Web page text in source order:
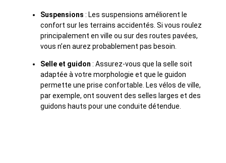
Suspensions : Les suspensions améliorent le
confort sur les terrains accidentés. Si vous roulez
principalement en ville ou sur des routes pavées,
vous n’en aurez probablement pas besoin.
Selle et guidon : Assurez-vous que la selle soit
adaptée à votre morphologie et que le guidon
permette une prise confortable. Les vélos de ville,
par exemple, ont souvent des selles larges et des
guidons hauts pour une conduite détendue.